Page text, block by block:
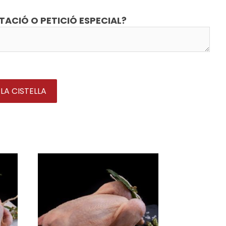
O PETICIÓ ESPECIAL?
CISTELLA